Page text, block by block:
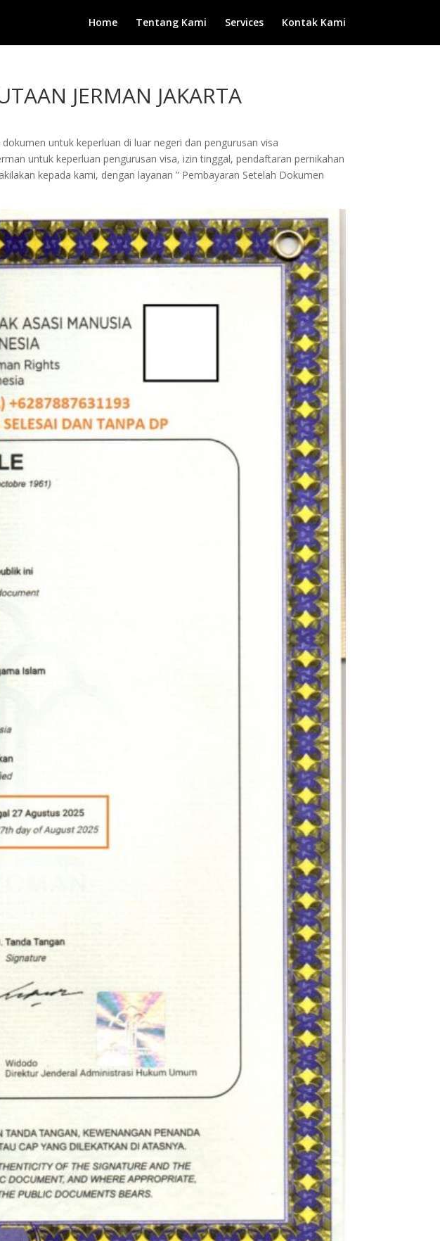
Home Tentang Kami Services Kontak Kami
JERMAN JAKARTA
untuk keperluan di luar negeri dan pengurusan visa
untuk keperluan pengurusan visa, izin tinggal, pendaftaran pernikahan
kepada kami, dengan layanan ” Pembayaran Setelah Dokumen